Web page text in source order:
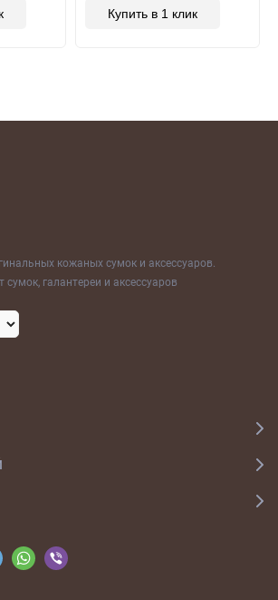
Купить в 1 клик
кожаных сумок и аксессуаров.
галантереи и аксессуаров